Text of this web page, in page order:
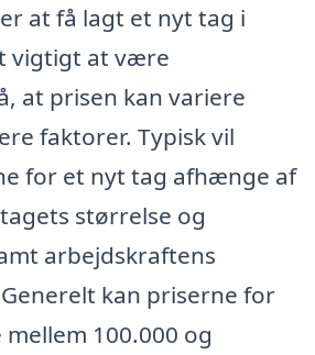
at få lagt et nyt tag i
vigtigt at være
at prisen kan variere
faktorer. Typisk vil
for et nyt tag afhænge af
størrelse og
arbejdskraftens
kan priserne for
100.000 og